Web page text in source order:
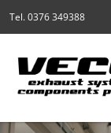
Tel. 0376 349388